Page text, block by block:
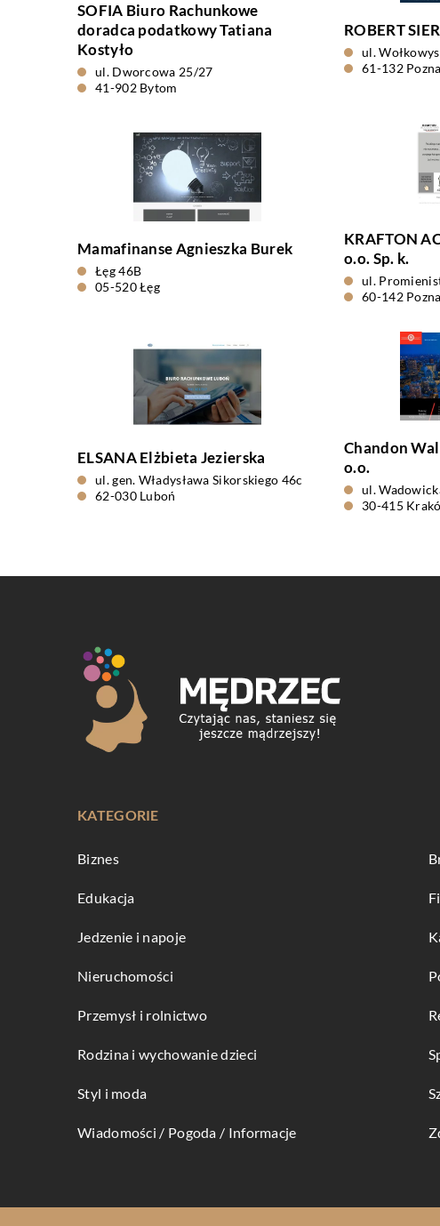
SOFIA Biuro Rachunkowe
doradca podatkowy Tatiana
Kostyło
ul. Dworcowa 25/27
41-902 Bytom
ROBERT
ul.
61-132
Mamafinanse Agnieszka Burek
Łęg 46B
05-520 Łęg
KRAFTON
o.o. Sp. k.
ul.
60-142
ELSANA Elżbieta Jezierska
ul. gen. Władysława Sikorskiego 46c
62-030 Luboń
Chandon
o.o.
ul.
30-415
KATEGORIE
Biznes
Edukacja
Jedzenie i napoje
Nieruchomości
Przemysł i rolnictwo
Rodzina i wychowanie dzieci
Styl i moda
Wiadomości / Pogoda / Informacje